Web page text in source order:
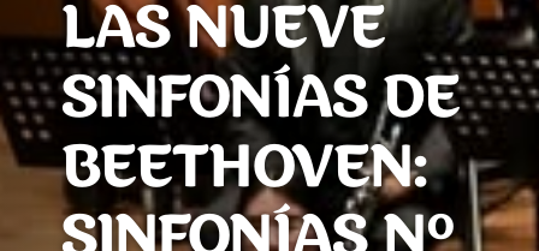
LAS NUEVE
SINFONÍAS DE
BEETHOVEN: